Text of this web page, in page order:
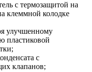
с термозащитой на
клеммной колодке
улучшенному
пластиковой
с
клапанов;